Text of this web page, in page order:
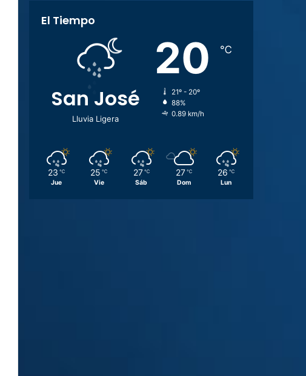
El Tiempo
San José
Lluvia Ligera
20 ℃
21º - 20º
88%
0.89 km/h
23 ℃
Jue
25 ℃
Vie
27 ℃
Sáb
27 ℃
Dom
26 ℃
Lun